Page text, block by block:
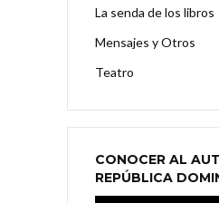
La senda de los libros
Mensajes y Otros
Teatro
CONOCER AL
REPÚBLICA